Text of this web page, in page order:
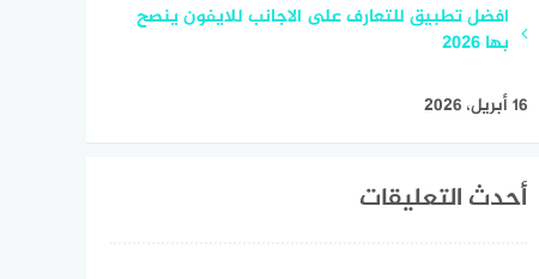
افضل تطبيق للتعارف على الاجانب للايفون ينصح
بها 2026
16 أبريل، 2026
أحدث التعليقات